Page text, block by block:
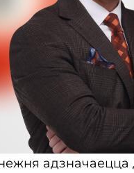
адзначаецца